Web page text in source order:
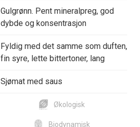
Gulgrønn. Pent mineralpreg, god
dybde og konsentrasjon
Fyldig med det samme som duften,
fin syre, lette bittertoner, lang
Sjømat med saus
Økologisk
Biodynamisk